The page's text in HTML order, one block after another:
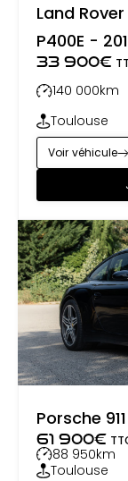
Land
P400E -
33 900€
140 000km
Toulouse
Voir véhicule
Porsche
61 900€
88 950km
Toulouse